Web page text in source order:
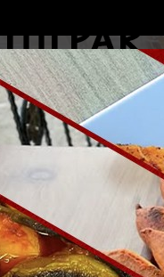
BIST 13.744
HATAY
Kumsalda yakılan ateş
Yorumu